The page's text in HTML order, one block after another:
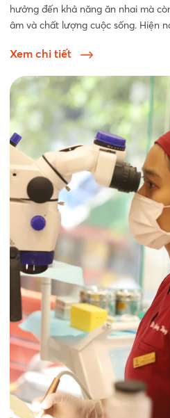
hưởng đến khả năng ăn nhai mà
âm và chất lượng cuộc sống. Hiện
Xem chi tiết